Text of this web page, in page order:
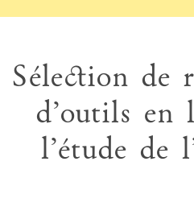
Sélection de
d’outils en
l’étude de